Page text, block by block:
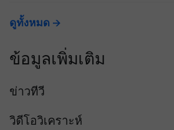
ดูทั้งหมด
ข้อมูลเพิ่มเติม
ข่าวทีวี
วิดีโอวิเคราะห์